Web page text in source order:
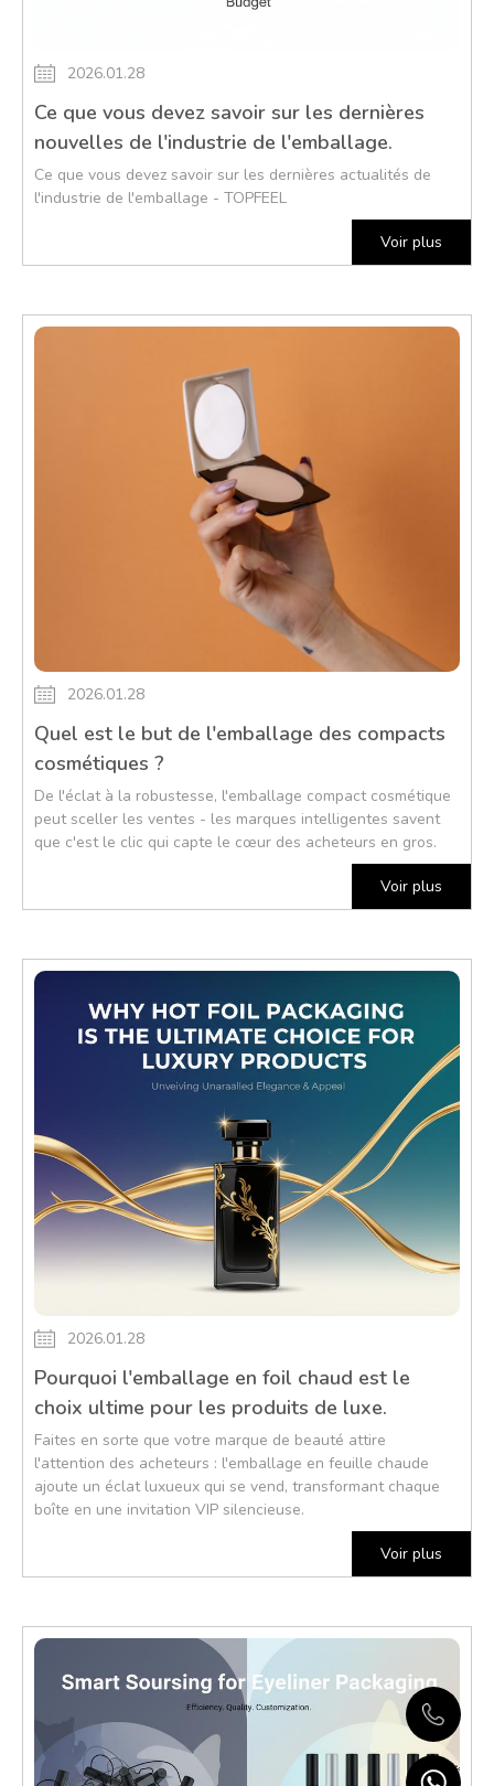
2026.01.28
Ce que vous devez savoir sur les dernières
nouvelles de l'industrie de l'emballage.
Ce que vous devez savoir sur les dernières actualités de
l'industrie de l'emballage - TOPFEEL
Voir plus
2026.01.28
Quel est le but de l'emballage des compacts
cosmétiques ?
De l'éclat à la robustesse, l'emballage compact cosmétique
peut sceller les ventes - les marques intelligentes savent
que c'est le clic qui capte le cœur des acheteurs en gros.
Voir plus
2026.01.28
Pourquoi l'emballage en foil chaud est le
choix ultime pour les produits de luxe.
Faites en sorte que votre marque de beauté attire
l'attention des acheteurs : l'emballage en feuille chaude
ajoute un éclat luxueux qui se vend, transformant chaque
boîte en une invitation VIP silencieuse.
Voir plus